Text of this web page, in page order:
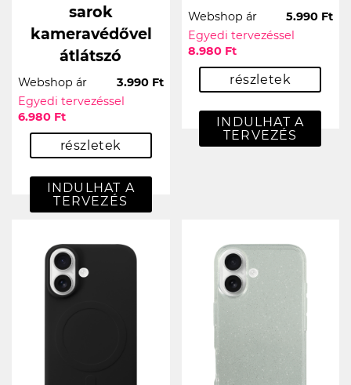
sarok
kameravédővel
átlátszó
Webshop ár
3.990 Ft
Egyedi tervezéssel
6.980 Ft
részletek
INDULHAT A
TERVEZÉS
Webshop ár
5.990 Ft
Egyedi tervezéssel
8.980 Ft
részletek
INDULHAT A
TERVEZÉS